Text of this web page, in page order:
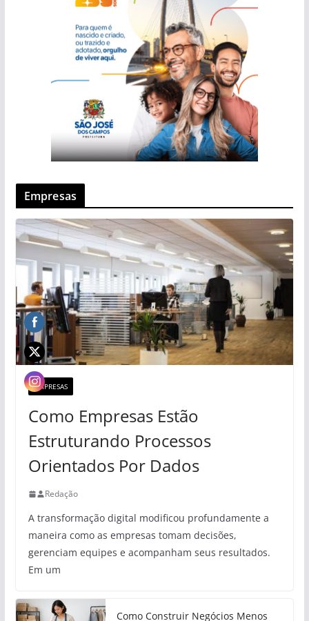
Empresas
EMPRESAS
Como Empresas Estão
Estruturando Processos
Orientados Por Dados
Redação
A transformação digital modificou profundamente a
maneira como as empresas tomam decisões,
gerenciam equipes e acompanham seus resultados.
Em um
Como Construir Negócios Menos